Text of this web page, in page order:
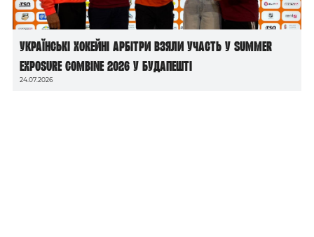
Українські хокейні арбітри взяли участь у Summer
Exposure Combine 2026 у Будапешті
24.07.2026